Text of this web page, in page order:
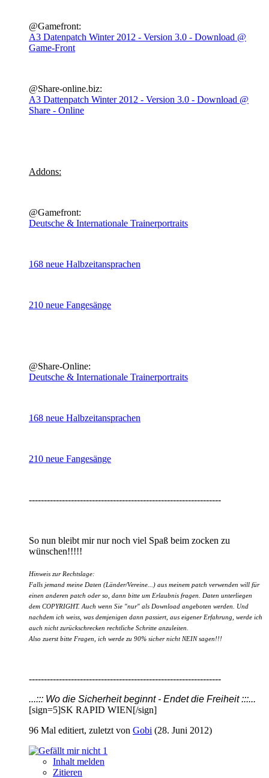
@Gamefront:
A3 Datenpatch Winter 2012 - Version 3.0 - Download @
Game-Front
@Share-online.biz:
A3 Dattenpatch Winter 2012 - Version 3.0 - Download @
Share - Online
Addons:
@Gamefront:
Deutsche & Internationale Trainerportraits
168 neue Halbzeitansprachen
210 neue Fangesänge
@Share-Online:
Deutsche & Internationale Trainerportraits
168 neue Halbzeitansprachen
210 neue Fangesänge
----------------------------------------------------------------
So nun bleibt mir nur noch viel Spaß beim zocken zu
wünschen!!!!!
Hinweis zur Rechtslage:
Falls jemand meine Daten (Länder/Vereine...) aus meinem patch verwenden will für
einen anderen patch oder so, dann bitte um Erlaubnis fragen. Daten unterliegen
dem COPYRIGHT. Auch wenn Sie "nur" als Download angeboten werden. Und
nachdem ich weiss, was demjenigen dann passiert, aus eigener Erfahrung, werde ich
auch nicht zurückschrecken rechtliche Schritte anzuleiten.
Also zuerst bitte Fragen, ich werde zu 90% sicher nicht NEIN sagen!!!
----------------------------------------------------------------
...::: Wo die Sicherheit beginnt - Endet die Freiheit :::...
[sign=5]SK RAPID WIEN[/sign]
96 Mal editiert, zuletzt von Gobi (28. Juni 2012)
1
Inhalt melden
Zitieren